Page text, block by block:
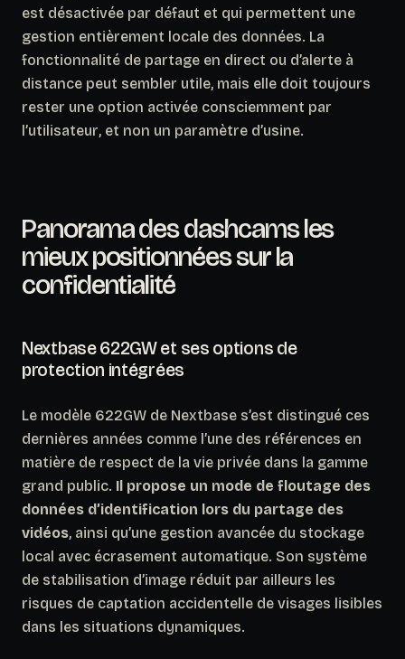
est désactivée par défaut et qui permettent une
gestion entièrement locale des données. La
fonctionnalité de partage en direct ou d’alerte à
distance peut sembler utile, mais elle doit toujours
rester une option activée consciemment par
l’utilisateur, et non un paramètre d’usine.
Panorama des dashcams les
mieux positionnées sur la
confidentialité
Nextbase 622GW et ses options de
protection intégrées
Le modèle 622GW de Nextbase s’est distingué ces
dernières années comme l’une des références en
matière de respect de la vie privée dans la gamme
grand public. Il propose un mode de floutage des
données d’identification lors du partage des
vidéos, ainsi qu’une gestion avancée du stockage
local avec écrasement automatique. Son système
de stabilisation d’image réduit par ailleurs les
risques de captation accidentelle de visages lisibles
dans les situations dynamiques.